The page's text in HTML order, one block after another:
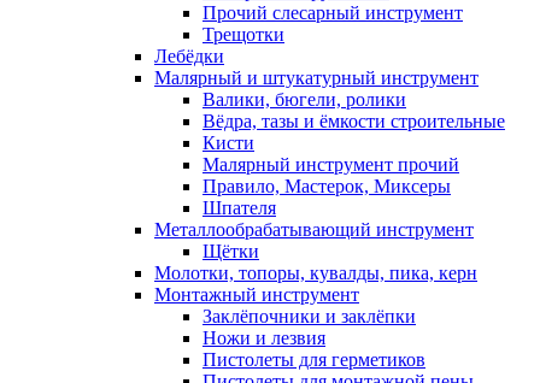
Прочий слесарный инструмент
Трещотки
Лебёдки
Малярный и штукатурный инструмент
Валики, бюгели, ролики
Вёдра, тазы и ёмкости строительные
Кисти
Малярный инструмент прочий
Правило, Мастерок, Миксеры
Шпателя
Металлообрабатывающий инструмент
Щётки
Молотки, топоры, кувалды, пика, керн
Монтажный инструмент
Заклёпочники и заклёпки
Ножи и лезвия
Пистолеты для герметиков